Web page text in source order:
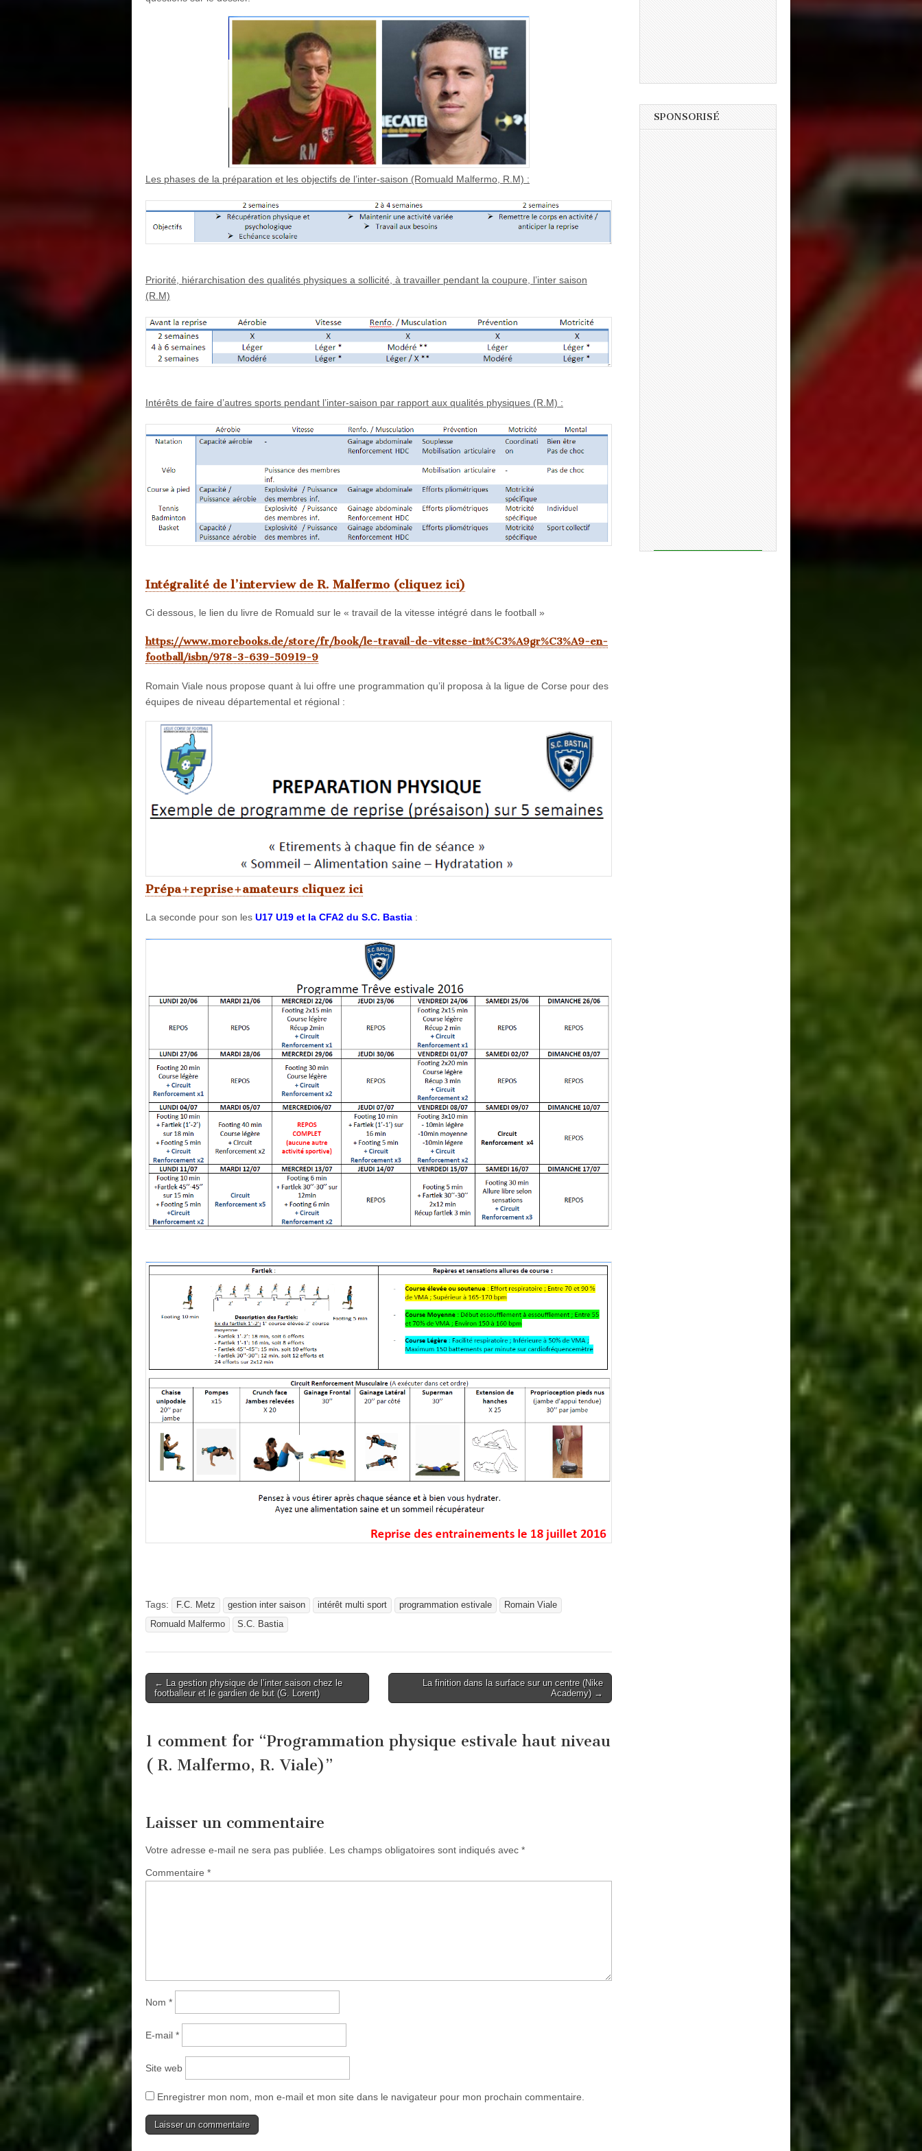
Les phases de la préparation et les objectifs de l’inter-saison (Romuald Malfermo, R.M) :
Priorité, hiérarchisation des qualités physiques a sollicité, à travailler pendant la coupure, l’inter saison
(R.M)
Intérêts de faire d’autres sports pendant l’inter-saison par rapport aux qualités physiques (R.M) :
Intégralité de l’interview de R. Malfermo (cliquez ici)
Ci dessous, le lien du livre de Romuald sur le « travail de la vitesse intégré dans le football »
https://www.morebooks.de/store/fr/book/le-travail-de-vitesse-int%C3%A9gr%C3%A9-en-
football/isbn/978-3-639-50919-9
Romain Viale nous propose quant à lui offre une programmation qu’il proposa à la ligue de Corse pour des
équipes de niveau départemental et régional :
Prépa+reprise+amateurs cliquez ici
La seconde pour son les U17 U19 et la CFA2 du S.C. Bastia :
Tags: F.C. Metz gestion inter saison intérêt multi sport programmation estivale
Romain Viale
Romuald Malfermo
S.C. Bastia
Post
navigation
← La gestion physique de l’inter saison chez le
footballeur et le gardien de but (G. Lorent)
La finition dans la surface sur un centre (Nike
Academy) →
1 comment for “Programmation physique estivale haut niveau
( R. Malfermo, R. Viale)”
Laisser un commentaire
Votre adresse e-mail ne sera pas publiée. Les champs obligatoires sont indiqués avec *
Commentaire *
Nom *
E-mail *
Site web
Enregistrer mon nom, mon e-mail et mon site dans le navigateur pour mon prochain commentaire.
SPONSORISÉ